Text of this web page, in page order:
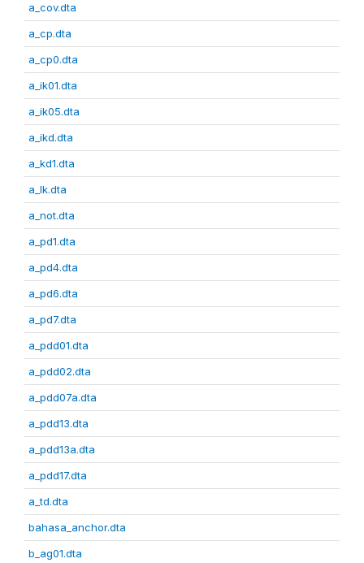
a_cov.dta
a_cp.dta
a_cp0.dta
a_ik01.dta
a_ik05.dta
a_ikd.dta
a_kd1.dta
a_lk.dta
a_not.dta
a_pd1.dta
a_pd4.dta
a_pd6.dta
a_pd7.dta
a_pdd01.dta
a_pdd02.dta
a_pdd07a.dta
a_pdd13.dta
a_pdd13a.dta
a_pdd17.dta
a_td.dta
bahasa_anchor.dta
b_ag01.dta